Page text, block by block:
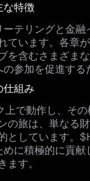
な特徴
テリングと金
ています。各章
を含むさまざま
参加を促進する
仕組み
で動作し、そ
の旅は、単なる
としています。
に積極的に貢
す。